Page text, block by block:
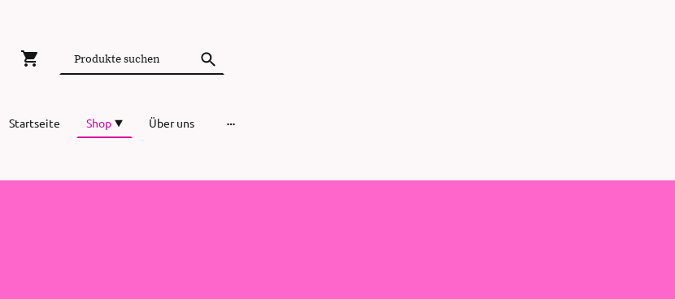
Startseite Shop Über uns